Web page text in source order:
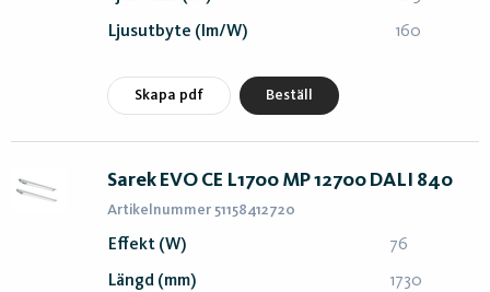
Ljusutbyte (lm/W) 160
Skapa pdf Beställ
Sarek EVO CE L1700 MP 12700 DALI 840
Artikelnummer 51158412720
Effekt (W) 76
Längd (mm) 1730